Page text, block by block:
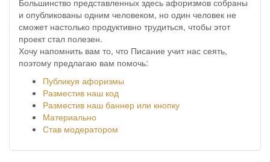
и опубликованы одним человеком, но один человек не
сможет настолько продуктивно трудиться, чтобы этот
проект стал полезен.
Хочу напомнить вам то, что Писание учит нас сеять,
поэтому предлагаю вам помочь:
Публикуя афоризмы
Разместив наш код
Разместив наш баннер или кнопку
Материально
Став модератором